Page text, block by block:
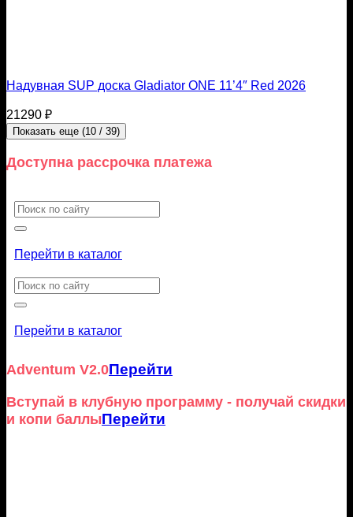
Надувная SUP доска Gladiator ONE 11’4″ Red 2026
21290 ₽
Показать еще (10 / 39)
Доступна рассрочка платежа
Искать:
Перейти в каталог
Искать:
Перейти в каталог
Adventum V2.0Перейти
Вступай в клубную программу - получай скидки
и копи баллыПерейти